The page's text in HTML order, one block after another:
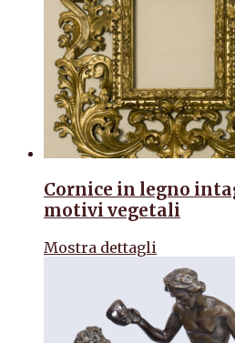
Cornice in legno
motivi vegetali
Mostra dettagli